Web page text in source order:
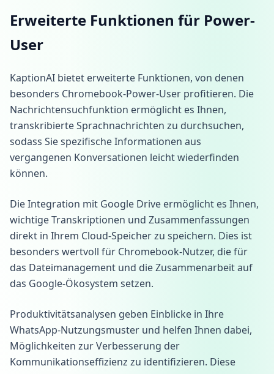
Erweiterte Funktionen für Power-
User
KaptionAI bietet erweiterte Funktionen, von denen
besonders Chromebook-Power-User profitieren. Die
Nachrichtensuchfunktion ermöglicht es Ihnen,
transkribierte Sprachnachrichten zu durchsuchen,
sodass Sie spezifische Informationen aus
vergangenen Konversationen leicht wiederfinden
können.
Die Integration mit Google Drive ermöglicht es Ihnen,
wichtige Transkriptionen und Zusammenfassungen
direkt in Ihrem Cloud-Speicher zu speichern. Dies ist
besonders wertvoll für Chromebook-Nutzer, die für
das Dateimanagement und die Zusammenarbeit auf
das Google-Ökosystem setzen.
Produktivitätsanalysen geben Einblicke in Ihre
WhatsApp-Nutzungsmuster und helfen Ihnen dabei,
Möglichkeiten zur Verbesserung der
Kommunikationseffizienz zu identifizieren. Diese